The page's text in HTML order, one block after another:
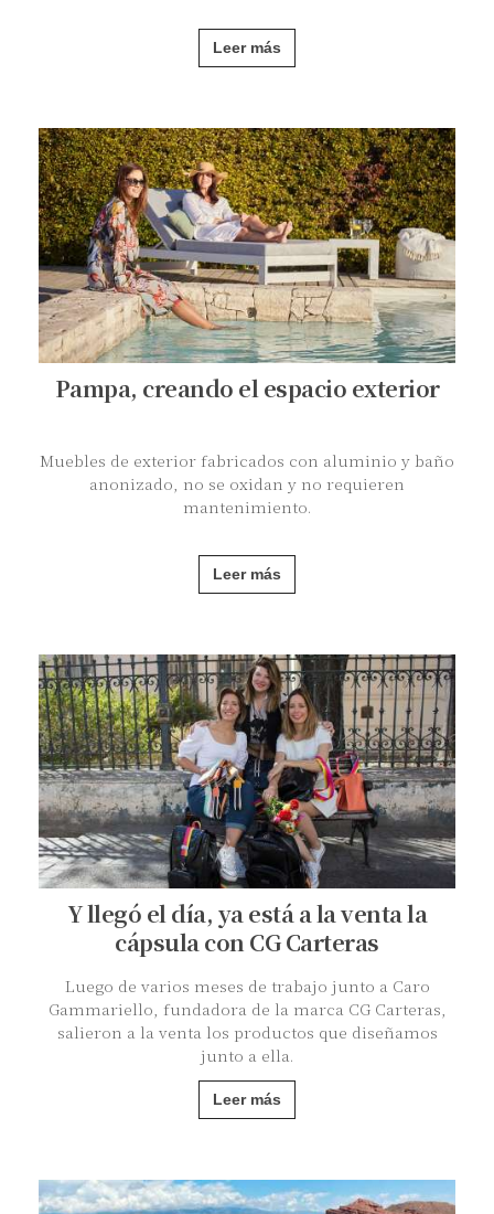
Leer más
Pampa, creando el espacio exterior
Muebles de exterior fabricados con aluminio y baño
anonizado, no se oxidan y no requieren
mantenimiento.
Leer más
Y llegó el día, ya está a la venta la
cápsula con CG Carteras
Luego de varios meses de trabajo junto a Caro
Gammariello, fundadora de la marca CG Carteras,
salieron a la venta los productos que diseñamos
junto a ella.
Leer más